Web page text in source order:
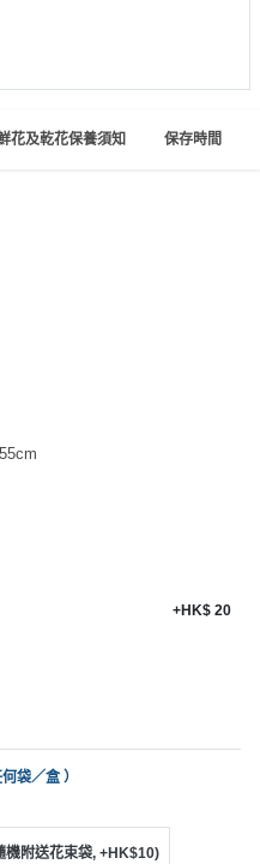
花及乾花保養須知 保存時間
+HK$ 20
袋／盒 ）
機附送花束袋, +HK$10)